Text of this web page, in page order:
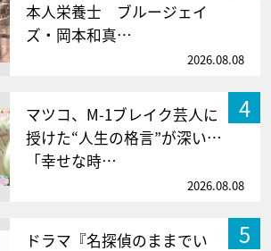
本人栄養士 ブルージェイ
ズ・岡本和真…
2026.08.08
4
マツコ、M-1ブレイク芸人に
授けた“人生の格言”が深い…
「幸せな時…
2026.08.08
5
ドラマ『名探偵のままでい